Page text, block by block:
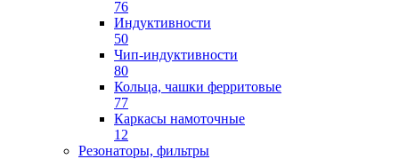
76
Индуктивности
50
Чип-индуктивности
80
Кольца, чашки ферритовые
77
Каркасы намоточные
12
Резонаторы, фильтры